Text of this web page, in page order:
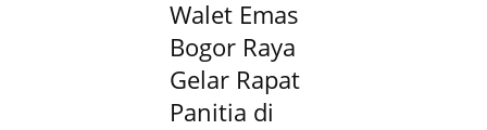
Walet Emas
Bogor Raya
Gelar Rapat
Panitia di